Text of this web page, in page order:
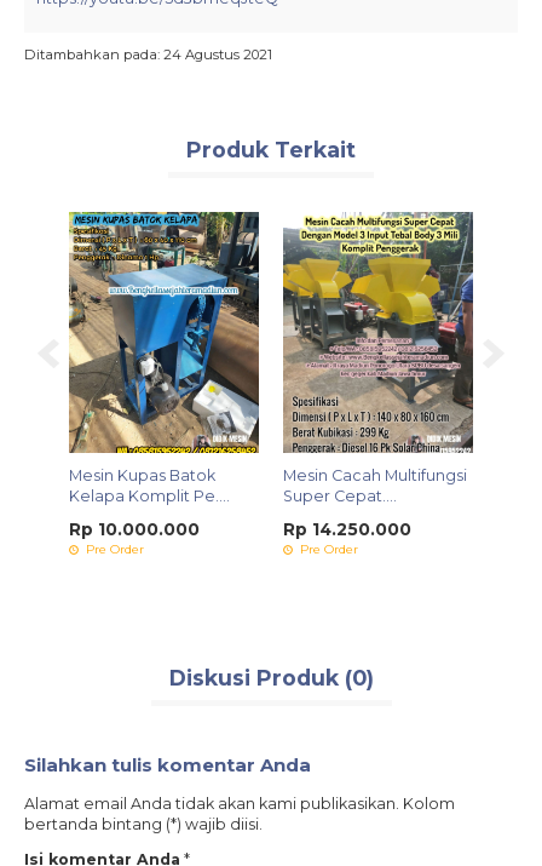
Ditambahkan pada: 24 Agustus 2021
Produk Terkait
Mesin Kupas Batok
Kelapa Komplit Pe....
Rp 10.000.000
Pre Order
Mesin Cacah Multifungsi
Super Cepat....
Rp 14.250.000
Pre Order
Diskusi Produk (0)
Silahkan tulis komentar Anda
Alamat email Anda tidak akan kami publikasikan. Kolom
bertanda bintang (*) wajib diisi.
Isi komentar Anda *